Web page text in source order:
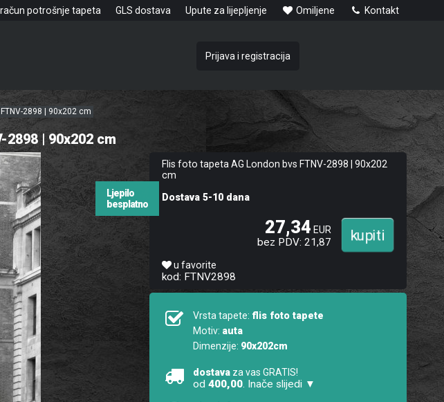
| 90x202 cm
Flis foto tapeta AG London bvs FTNV-2898 | 90x202
cm
Ljepilo
besplatno
Dostava 5-10 dana
27,34 EUR
bez PDV: 21,87
u favorite
kod: FTNV2898
Vrsta tapete: flis foto tapete
Motiv: auta
Dimenzije: 90x202cm
dostavaza vas GRATIS!
od 400,00. Inače slijedi ▼
potrošnje tapeta GLS dostava Upute za lijepljenje Omiljene Kontakt
2898 | 90x202 cm
Prijava i registracija